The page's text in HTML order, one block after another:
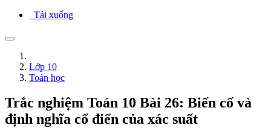
Tải xuống
Lớp 10
Toán học
Trắc nghiệm Toán 10 Bài 26: Biến cố và
định nghĩa cổ điển của xác suất